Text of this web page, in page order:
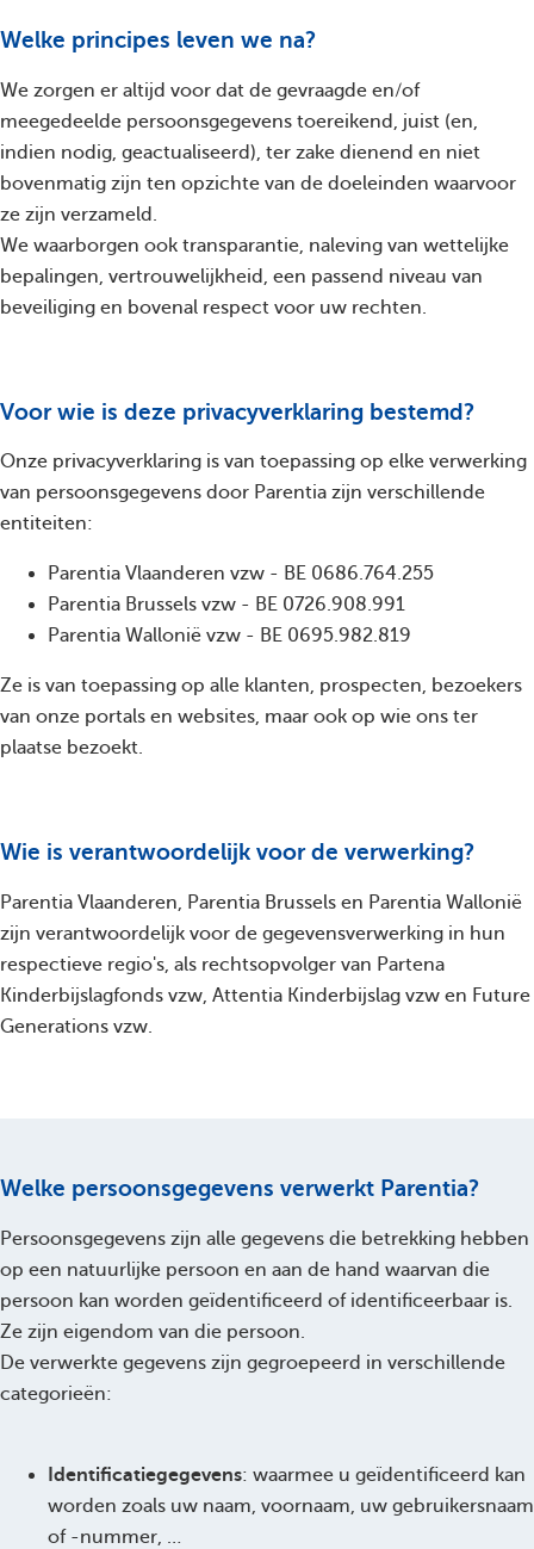
Welke principes leven we na?
We zorgen er altijd voor dat de gevraagde en/of
meegedeelde persoonsgegevens toereikend, juist (en,
indien nodig, geactualiseerd), ter zake dienend en niet
bovenmatig zijn ten opzichte van de doeleinden waarvoor
ze zijn verzameld.
We waarborgen ook transparantie, naleving van wettelijke
bepalingen, vertrouwelijkheid, een passend niveau van
beveiliging en bovenal respect voor uw rechten.
Voor wie is deze privacyverklaring bestemd?
Onze privacyverklaring is van toepassing op elke verwerking
van persoonsgegevens door Parentia zijn verschillende
entiteiten:
Parentia Vlaanderen vzw - BE 0686.764.255
Parentia Brussels vzw - BE 0726.908.991
Parentia Wallonië vzw - BE 0695.982.819
Ze is van toepassing op alle klanten, prospecten, bezoekers
van onze portals en websites, maar ook op wie ons ter
plaatse bezoekt.
Wie is verantwoordelijk voor de verwerking?
Parentia Vlaanderen, Parentia Brussels en Parentia Wallonië
zijn verantwoordelijk voor de gegevensverwerking in hun
respectieve regio's, als rechtsopvolger van Partena
Kinderbijslagfonds vzw, Attentia Kinderbijslag vzw en Future
Generations vzw.
Welke persoonsgegevens verwerkt Parentia?
Persoonsgegevens zijn alle gegevens die betrekking hebben
op een natuurlijke persoon en aan de hand waarvan die
persoon kan worden geïdentificeerd of identificeerbaar is.
Ze zijn eigendom van die persoon.
De verwerkte gegevens zijn gegroepeerd in verschillende
categorieën:
Identificatiegegevens: waarmee u geïdentificeerd kan
worden zoals uw naam, voornaam, uw gebruikersnaam
of -nummer, …